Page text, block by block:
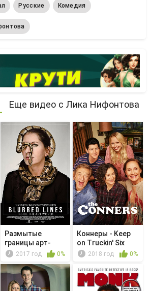
Русские Комедия
Еще видео с Лика Нифонтова
Размытые
границы арт-
мира2017 год 0%
Коннеры - Keep
on Truckin' Six
Feet A...
2018 год 0%